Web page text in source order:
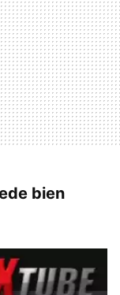
bien